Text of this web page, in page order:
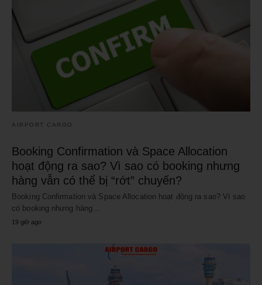
AIRPORT CARGO
Booking Confirmation và Space Allocation
hoạt động ra sao? Vì sao có booking nhưng
hàng vẫn có thể bị “rớt” chuyến?
Booking Confirmation và Space Allocation hoạt động ra sao? Vì sao
có booking nhưng hàng…
19 giờ ago